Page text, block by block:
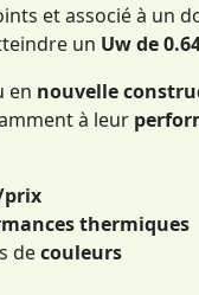
et associé à un
un Uw de
en nouvelle
à leur
thermiques
decouleurs